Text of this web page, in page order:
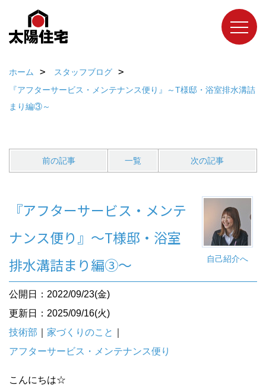
ホーム
スタッフブログ
『アフターサービス・メンテナンス便り』～T様邸・浴室排水溝詰
まり編③～
前の記事 一覧 次の記事
自己紹介へ
『アフターサービス・メンテ
ナンス便り』～T様邸・浴室
排水溝詰まり編③～
公開日：2022/09/23(金)
更新日：2025/09/16(火)
技術部
家づくりのこと
アフターサービス・メンテナンス便り
こんにちは☆